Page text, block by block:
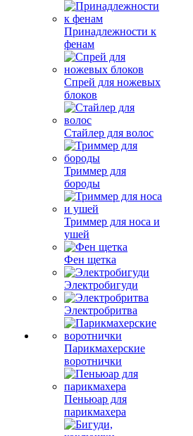
Принадлежности к
фенам
Спрей для ножевых
блоков
Стайлер для волос
Триммер для
бороды
Триммер для носа и
ушей
Фен щетка
Электробигуди
Электробритва
Парикмахерские
воротнички
Пеньюар для
парикмахера